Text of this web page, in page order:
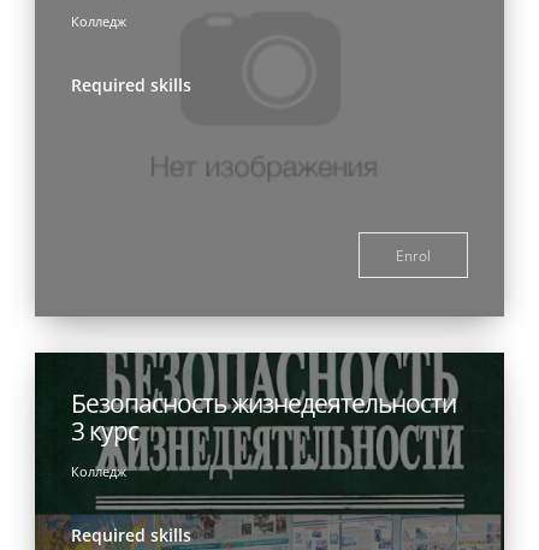
Колледж
Required skills
Enrol
Безопасность жизнедеятельности
3 курс
Колледж
Required skills